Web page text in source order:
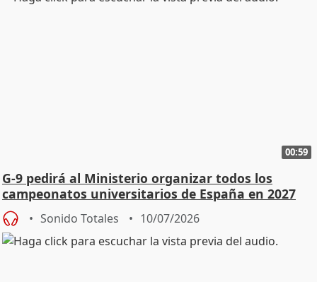
00:59
G-9 pedirá al Ministerio organizar todos los
campeonatos universitarios de España en 2027
Sonido Totales 10/07/2026